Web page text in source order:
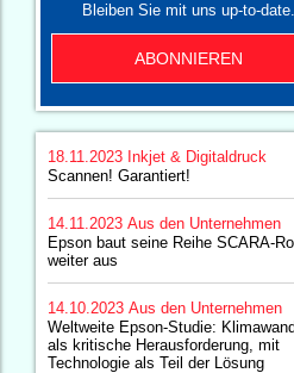
Bleiben Sie mit uns up-to-date.
ABONNIEREN
18.11.2023 Inkjet & Digitaldruck
Scannen! Garantiert!
14.11.2023 Aus den Unternehmen
Epson baut seine Reihe SCARA-
weiter aus
14.10.2023 Aus den Unternehmen
Weltweite Epson-Studie:
als kritische Herausforderung, mit
Technologie als Teil der Lösung